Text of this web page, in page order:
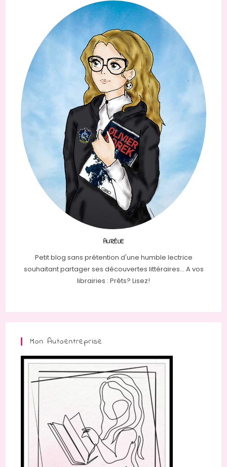
AURÉLIE
Petit blog sans prétention d'une humble lectrice
souhaitant partager ses découvertes littéraires... A vos
librairies : Prêts? Lisez!
Mon Autoentreprise